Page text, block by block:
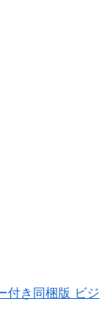
付き同梱版 ビジ